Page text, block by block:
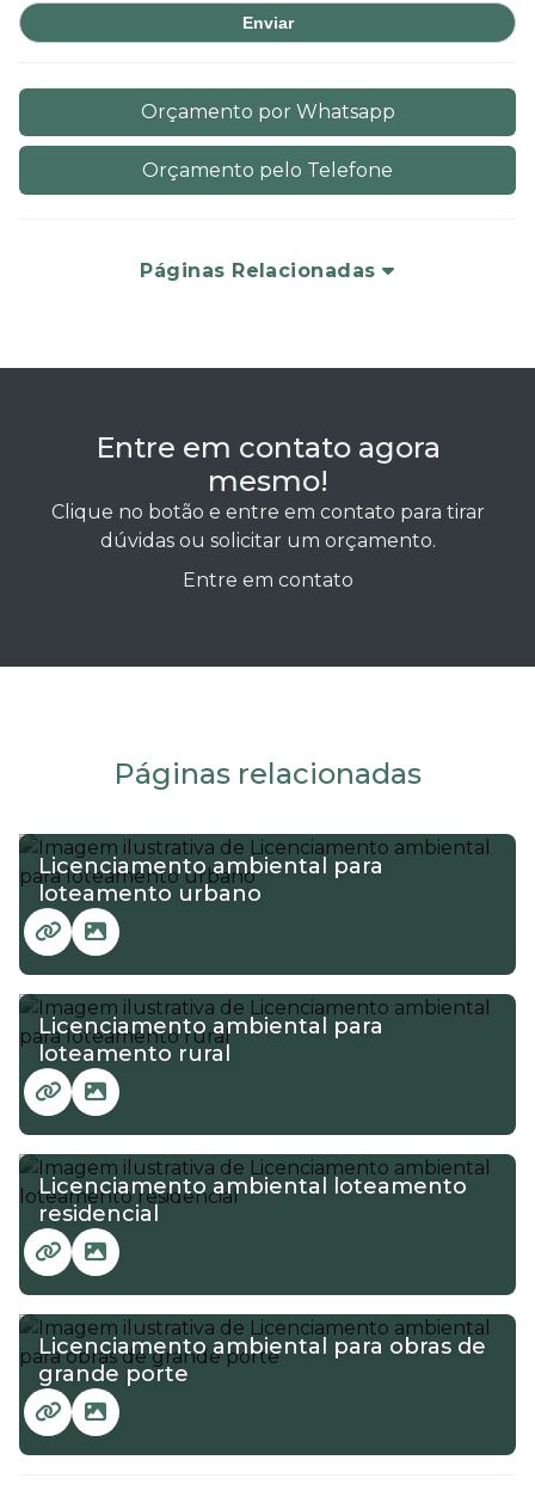
Orçamento por Whatsapp
Orçamento pelo Telefone
Páginas Relacionadas
Entre em contato agora
mesmo!
Clique no botão e entre em contato para tirar
dúvidas ou solicitar um orçamento.
Entre em contato
Páginas relacionadas
Licenciamento ambiental para
loteamento urbano
Licenciamento ambiental para
loteamento rural
Licenciamento ambiental loteamento
residencial
Licenciamento ambiental para obras de
grande porte